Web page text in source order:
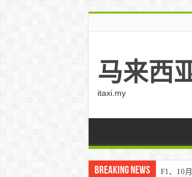
马来西
itaxi.my
Breaking News F1、10